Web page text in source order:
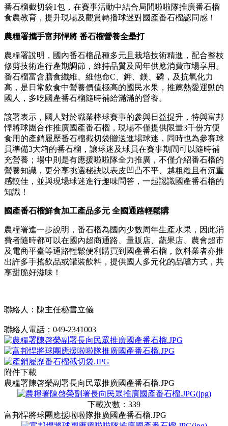
番石榴截切袋1包，在賽事活動中結合局間啦啦隊推廣番石榴
食農教育，提升現場及觀賞轉播球迷對國產番石榴認同感！
農糧署攜手富邦悍將 番石榴營養全壘打
農糧署說明，國內番石榴品種多元且栽培技術精進，配合整枝
修剪技術進行產期調節，維持品質及周年供應消費市場享用。
番石榴富含膳食纖維、維他命C、鉀、鎂、磷，及抗氧化力
高，是日常飲食中營養價值極高的國民水果，推薦熱愛運動的
國人，多吃國產番石榴隨時補給滿滿的營養。
該署表示，國人對於職業棒球賽事的參與日益提升，特與富邦
悍將球團合作推廣國產番石榴，現場不僅提供限量3千份方便
食用的產銷履歷番石榴截切袋贈送進場球迷，同時也為參賽球
員準備3大箱的番石榴，讓球迷及球員在賽事期間可以隨時補
充營養；場中則是有應援啦啦隊全力推廣，不僅介紹番石榴的
營養知識，更分享挑選秘訣以表皮凹凸不平、越粗糙且有沉重
感較佳，並與現場球迷進行趣味問答，一起認識國產番石榴的
知識！
國產番石榴鮮食加工產品多元 全國通路輕鬆購
農糧署進一步說明，番石榴為國內少數周年生產水果，因此消
費者隨時都可以在國內超商通路、量販店、蔬果店、農會超市
及電商平臺等通路輕鬆便利購買到國產番石榴，飲料業者亦推
出許多手搖飲品或罐裝飲料，提供國人多元化的品嚐方式，共
享甜脆好滋味！
聯絡人：陳主任秘書立儀
聯絡人電話：049-2341003
附件下載
農糧署陳啓榮副署長向民眾推廣國產番石榴.JPG
下載次數：339
富邦悍將球團應援啦啦隊推廣國產番石榴.JPG